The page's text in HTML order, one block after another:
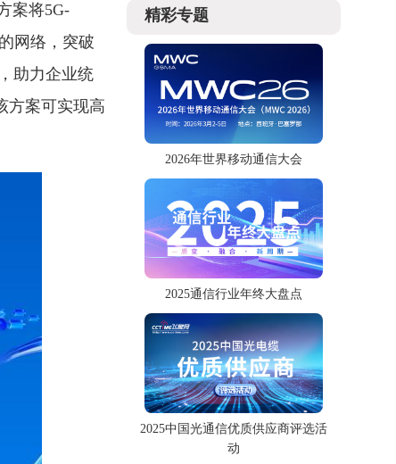
案将5G-
网络，突破
助力企业统
方案可实现高
精彩专题
2026年世界移动通信大会
2025通信行业年终大盘点
2025中国光通信优质供应商评选活
动